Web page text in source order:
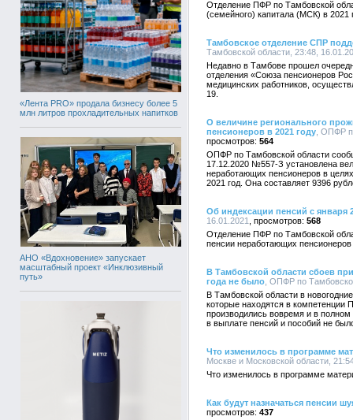
«Лента PRO» продала бизнесу более 5
млн литров прохладительных напитков
АНО «Вдохновение» запускает
масштабный проект «Инклюзивный
путь»
Отделение ПФР по Тамбовской
(семейного) капитала (МСК) в 2021
Тамбовское отделение СПР
Тамбовской области, 23:48,
Недавно в Тамбове прошел
отделения «Союза пенсионеров
медицинских работников,
19.
О величине регионального
пенсионеров в 2021 году , ОПФР
564
ОПФР по Тамбовской области
17.12.2020 №557-З установлена
неработающих пенсионеров в
2021 год. Она составляет 9396
Об индексации пенсий с января
16.01.2021
568
Отделение ПФР по Тамбовской
пенсии неработающих
В Тамбовской области сбоев
года не было , ОПФР по
В Тамбовской области в
которые находятся в компетенции
производились вовремя и в
в выплате пенсий и пособий не
Что изменилось в программе
Москве и Московской области,
Что изменилось в программе
Как будут назначаться пенсии
437